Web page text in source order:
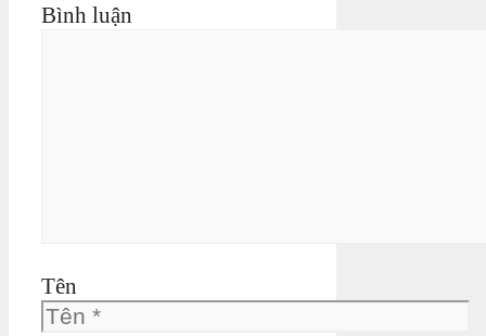
Bình luận
Tên